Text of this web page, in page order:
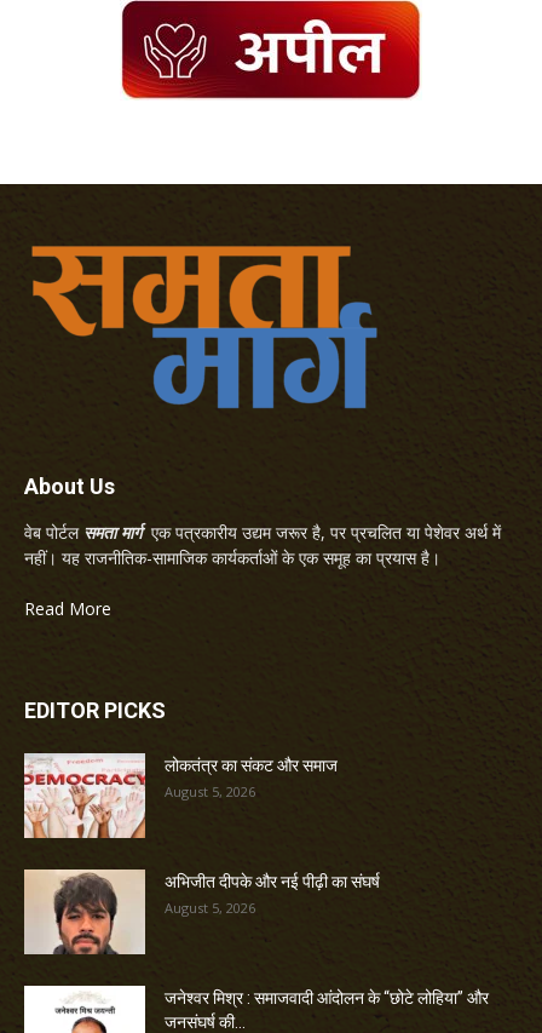
About Us
वेब पोर्टल समता मार्गएक पत्रकारीय उद्यम जरूर है, पर प्रचलित या पेशेवर अर्थ में
नहीं। यह राजनीतिक-सामाजिक कार्यकर्ताओं के एक समूह का प्रयास है।
Read More
EDITOR PICKS
लोकतंत्र का संकट और समाज
August 5, 2026
अभिजीत दीपके और नई पीढ़ी का संघर्ष
August 5, 2026
जनेश्वर मिश्र : समाजवादी आंदोलन के “छोटे लोहिया” और
जनसंघर्ष की...